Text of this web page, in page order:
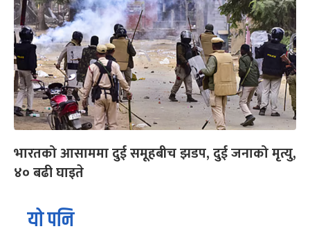
भारतको आसाममा दुई समूहबीच झडप, दुई जनाको मृत्यु,
४० बढी घाइते
यो पनि